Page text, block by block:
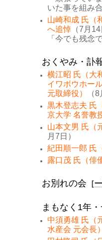
いた事を組み
山崎和成 氏（
へ追悼 （7月14
「今でも残念
おくやみ・訃
横江昭 氏（大
イワボウホー
元取締役）
（
黒木登志夫 氏
京大学 名誉教
山本文男 氏（
月7日）
紀田順一郎 氏
露口茂 氏（俳
お別れの会 ［
まもなく1年
中須勇雄 氏（
水産会 元会長）